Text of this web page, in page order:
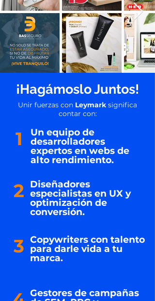
¡Hagámoslo Juntos!
Unir fuerzas con Leymark significa
contar con:
1
Un equipo de
desarrolladores
expertos en webs de
alto rendimiento.
2
Diseñadores
especialistas en UX y
optimización de
conversión.
3 Copywriters con talento
para darle vida a tu
marca.
Gestores de campañas